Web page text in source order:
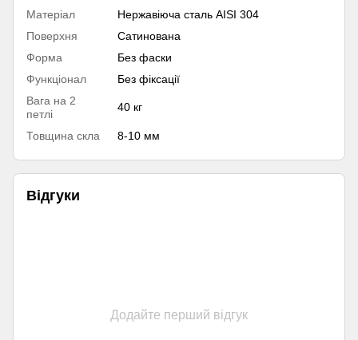
Матеріал
Нержавіюча сталь AISI 304
Поверхня
Сатинована
Форма
Без фаски
Функціонал
Без фіксації
Вага на 2
петлі
40 кг
Товщина скла 8-10 мм
Відгуки
Додайте перший відгук